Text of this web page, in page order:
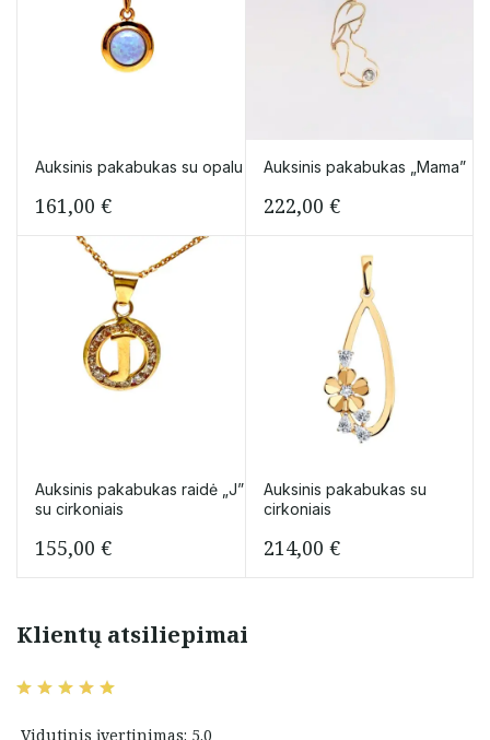
Auksinis pakabukas su opalu
161,00 €
Auksinis pakabukas „Mama”
222,00 €
Auksinis pakabukas raidė „J”
su cirkoniais
155,00 €
Auksinis pakabukas su
cirkoniais
214,00 €
Klientų atsiliepimai
Vidutinis įvertinimas: 5.0